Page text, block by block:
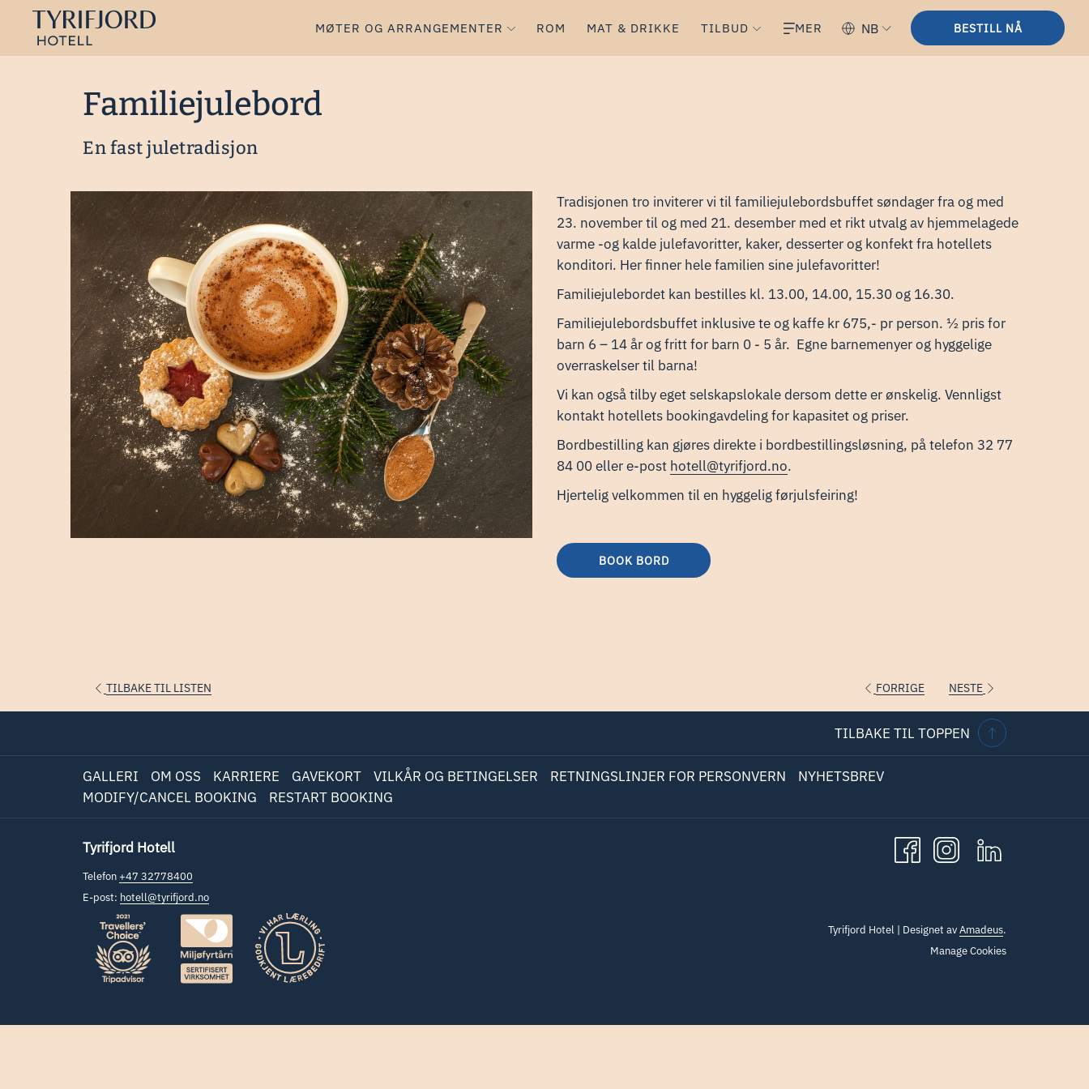
MØTER OG ARRANGEMENTER ROM MAT & DRIKKE TILBUD MER NB BESTILL NÅ
Familiejulebord
En fast juletradisjon
Tradisjonen tro inviterer vi til familiejulebordsbuffet søndager fra og med
23. november til og med 21. desember med et rikt utvalg av hjemmelagede
varme -og kalde julefavoritter, kaker, desserter og konfekt fra hotellets
konditori. Her finner hele familien sine julefavoritter!
​Familiejulebordet kan bestilles kl. 13.00, 14.00, 15.30 og 16.30.
​Familiejulebordsbuffet inklusive te og kaffe kr 675,- pr person. ½ pris for
barn 6 – 14 år og fritt for barn 0 - 5 år. Egne barnemenyer og hyggelige
overraskelser til barna!
Vi kan også tilby eget selskapslokale dersom dette er ønskelig. Vennligst
kontakt hotellets bookingavdeling for kapasitet og priser.
​Bordbestilling kan gjøres direkte i bordbestillingsløsning, på telefon 32 77
84 00 eller e-post hotell@tyrifjord.no.
Hjertelig velkommen til en hyggelig førjulsfeiring!
BOOK BORD
TILBAKE TIL LISTEN
FANE
FORRIGE NESTE
TILBAKE TIL TOPPEN
GALLERI OM OSS KARRIERE GAVEKORT VILKÅR OG BETINGELSER RETNINGSLINJER FOR PERSONVERN
NYHETSBREV
MODIFY/CANCEL BOOKING
RESTART BOOKING
Tyrifjord Hotel | Designet avAmadeus.
Manage Cookies
Tyrifjord Hotell
Telefon+47 32778400
E-post: hotell@tyrifjord.no